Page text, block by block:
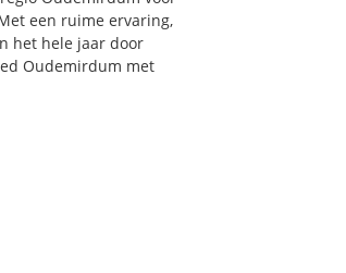
een ruime ervaring,
het hele jaar door
Oudemirdum met